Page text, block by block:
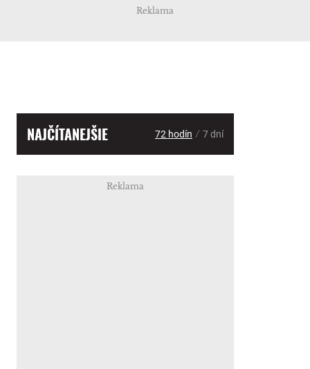
Reklama
NAJČÍTANEJŠIE 72 hodín / 7 dní
Reklama